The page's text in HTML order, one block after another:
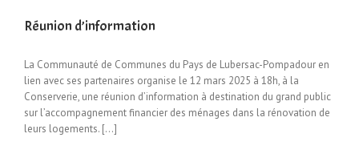
Réunion d’information
La Communauté de Communes du Pays de Lubersac-Pompadour en
lien avec ses partenaires organise le 12 mars 2025 à 18h, à la
Conserverie, une réunion d’information à destination du grand public
sur l’accompagnement financier des ménages dans la rénovation de
leurs logements. […]